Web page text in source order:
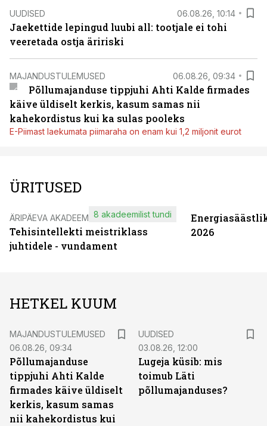
UUDISED 06.08.26, 10:14
Jaekettide lepingud luubi all: tootjale ei tohi
veeretada ostja äririski
MAJANDUSTULEMUSED 06.08.26, 09:34
Põllumajanduse tippjuhi Ahti Kalde firmades
käive üldiselt kerkis, kasum samas nii
kahekordistus kui ka sulas pooleks
E-Piimast laekumata piimaraha on enam kui 1,2 miljonit eurot
ÜRITUSED
ÄRIPÄEVA AKADEEMIA
Tehisintellekti meistriklass
juhtidele - vundament
8 akadeemilist tundi
2026
HETKEL KUUM
MAJANDUSTULEMUSED
06.08.26, 09:34
Põllumajanduse
tippjuhi Ahti Kalde
firmades käive üldiselt
kerkis, kasum samas
nii kahekordistus kui
UUDISED
03.08.26, 12:00
Lugeja küsib: mis
toimub Läti
põllumajanduses?